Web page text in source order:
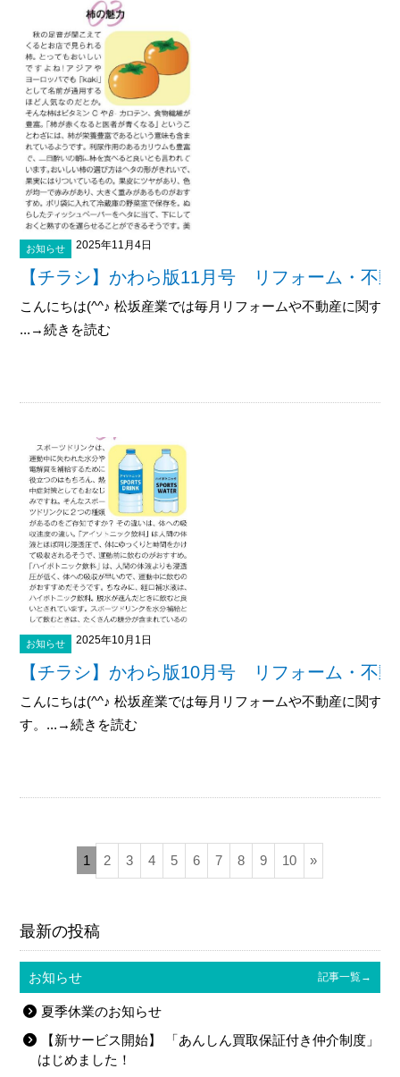
お知らせ 2025年11月4日
【チラシ】かわら版11月号 リフォーム・不
こんにちは(^^♪ 松坂産業では毎月リフォームや不動産に関す
...→続きを読む
お知らせ 2025年10月1日
【チラシ】かわら版10月号 リフォーム・不
こんにちは(^^♪ 松坂産業では毎月リフォームや不動産に関す
す。...→続きを読む
1 2 3 4 5 6 7 8 9 10 »
最新の投稿
お知らせ 記事一覧→
夏季休業のお知らせ
【新サービス開始】 「あんしん買取保証付き仲介制度」
はじめました！